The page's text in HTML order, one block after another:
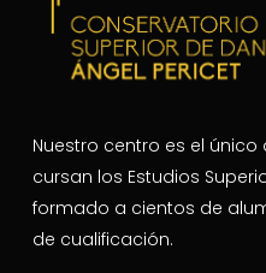
Nuestro centro es el
cursan los Estudios
formado a cientos de
de cualificación.